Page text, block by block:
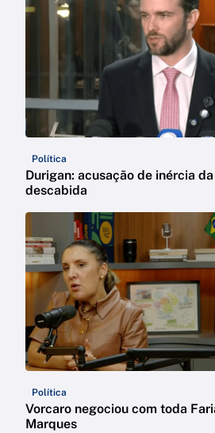
Política
Durigan: acusação de inércia
descabida
Política
Vorcaro negociou com toda
Marques